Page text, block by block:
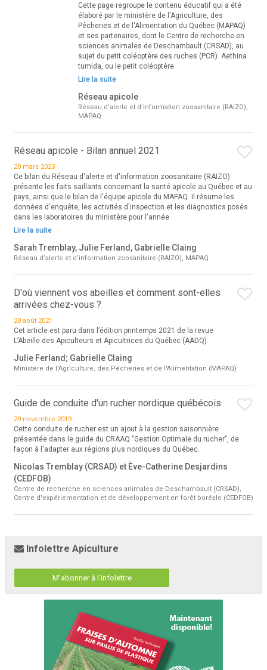
Cette page regroupe le contenu éducatif qui a été
élaboré par le ministère de l'Agriculture, des
Pêcheries et de l'Alimentation du Québec (MAPAQ)
et ses partenaires, dont le Centre de recherche en
sciences animales de Deschambault (CRSAD), au
sujet du petit coléoptère des ruches (PCR). Aethina
tumida, ou le petit coléoptère
Lire la suite
Réseau apicole
Réseau d’alerte et d’information zoosanitaire (RAIZO),
MAPAQ
Réseau apicole - Bilan annuel 2021
20 mars 2023
Ce bilan du Réseau d'alerte et d'information zoosanitaire (RAIZO)
présente les faits saillants concernant la santé apicole au Québec et au
pays, ainsi que le bilan de l'équipe apicole du MAPAQ. Il résume les
données d'enquête, les activités d'inspection et les diagnostics posés
dans les laboratoires du ministère pour l'année
Lire la suite
Sarah Tremblay, Julie Ferland, Gabrielle Claing
Réseau d’alerte et d’information zoosanitaire (RAIZO), MAPAQ
D'où viennent vos abeilles et comment sont-elles
arrivées chez-vous ?
20 août 2021
Cet article est paru dans l’édition printemps 2021 de la revue
L’Abeille des Apiculteurs et Apicultrices du Québec (AADQ).
Julie Ferland; Gabrielle Claing
Ministère de l'Agriculture, des Pêcheries et de l'Alimentation (MAPAQ)
Guide de conduite d'un rucher nordique québécois
29 novembre 2019
Cette conduite de rucher est un ajout à la gestion saisonnière
présentée dans le guide du CRAAQ "Gestion Optimale du rucher", de
façon à l'adapter aux régions plus nordiques du Québec.
Nicolas Tremblay (CRSAD) et Ève-Catherine Desjardins
(CEDFOB)
Centre de recherche en sciences animales de Deschambault (CRSAD),
Centre d'expériementation et de développement en forêt boréale (CEDFOB)
Infolettre Apiculture
M'abonner à l'infolettre